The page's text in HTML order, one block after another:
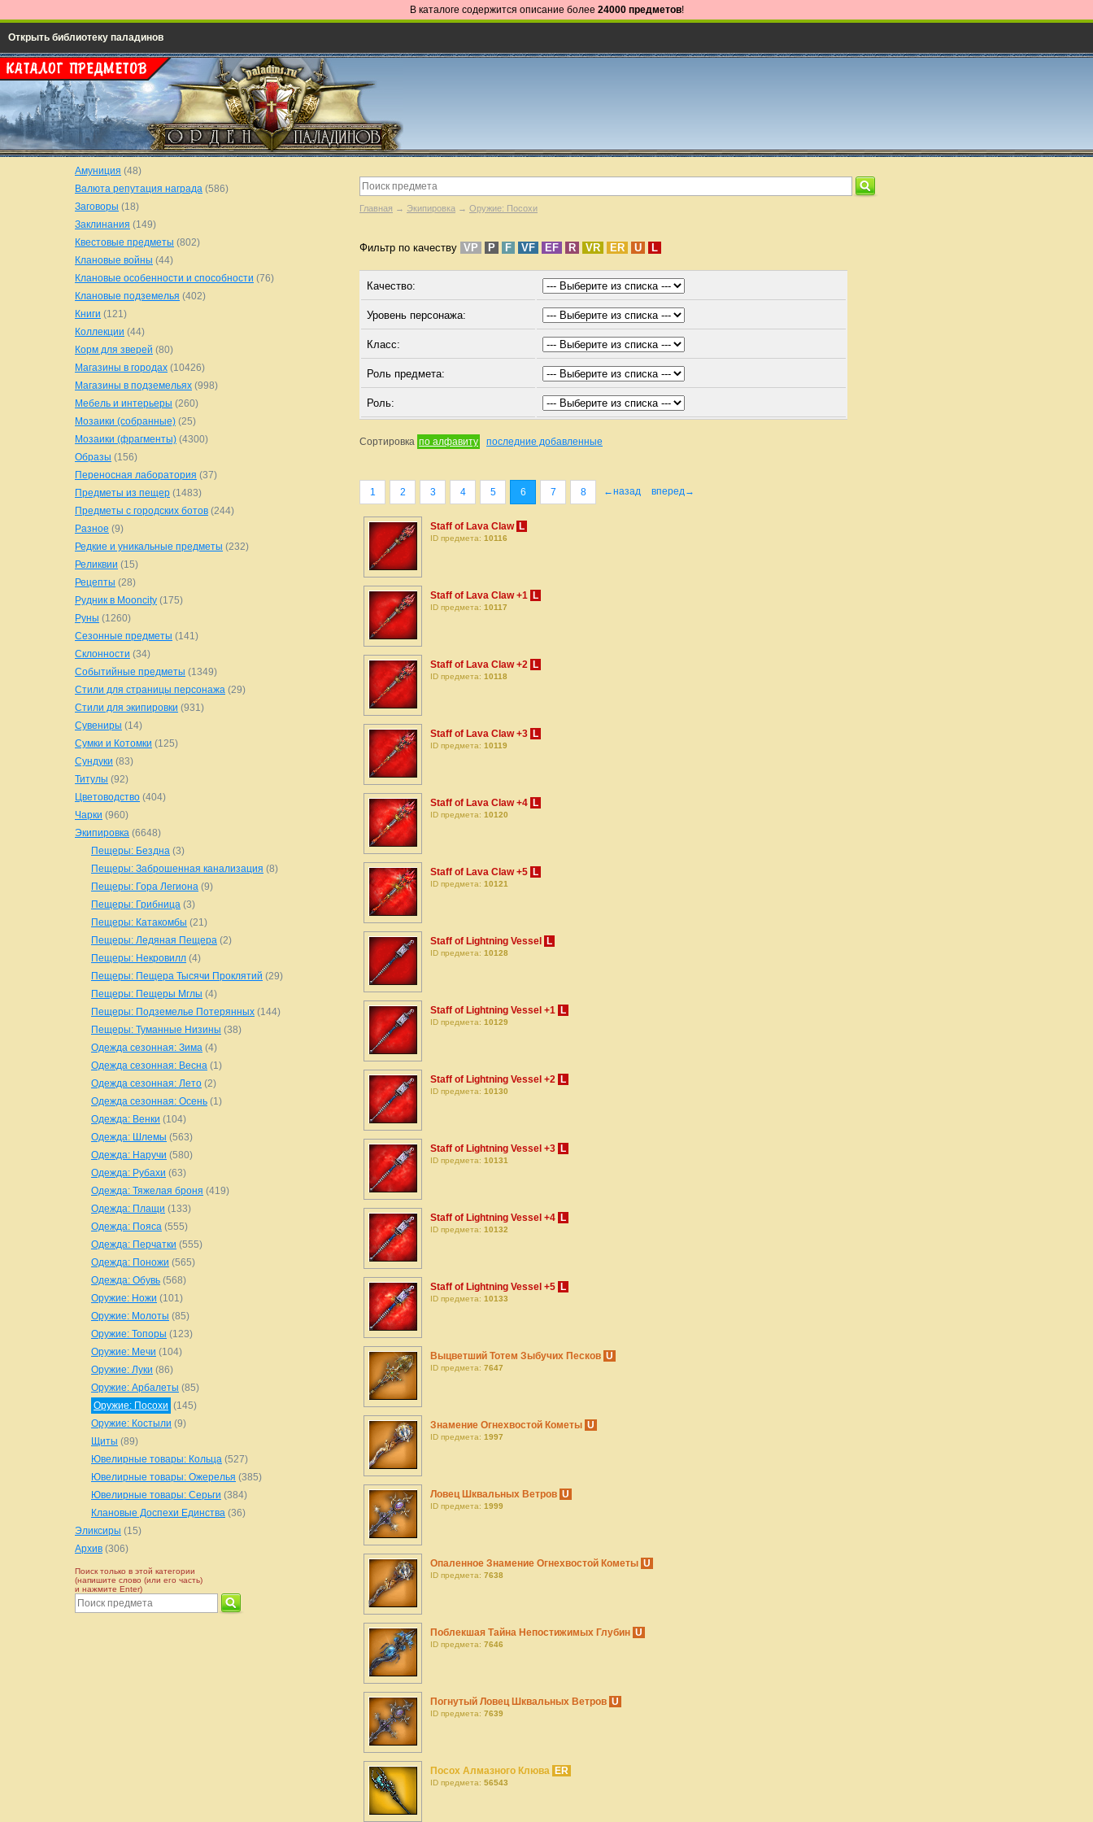
В каталоге содержится описание более 24000 предметов!
Открыть библиотеку паладинов
Главная → Экипировка → Оружие: Посохи
Фильтр по качеству VP P F VF EF R VR ER U L
Качество:
Уровень персонажа:
Класс:
Роль предмета:
Роль:
Сортировка по алфавиту последние добавленные
1 2 3 4 5 6 7 8 ←назад вперед→
Staff of Lava Claw L
ID предмета: 10116
Staff of Lava Claw +1 L
ID предмета: 10117
Staff of Lava Claw +2 L
ID предмета: 10118
Staff of Lava Claw +3 L
ID предмета: 10119
Staff of Lava Claw +4 L
ID предмета: 10120
Staff of Lava Claw +5 L
ID предмета: 10121
Staff of Lightning Vessel L
ID предмета: 10128
Staff of Lightning Vessel +1 L
ID предмета: 10129
Staff of Lightning Vessel +2 L
ID предмета: 10130
Staff of Lightning Vessel +3 L
ID предмета: 10131
Staff of Lightning Vessel +4 L
ID предмета: 10132
Staff of Lightning Vessel +5 L
ID предмета: 10133
Выцветший Тотем Зыбучих Песков U
ID предмета: 7647
Знамение Огнехвостой Кометы U
ID предмета: 1997
Ловец Шквальных Ветров U
ID предмета: 1999
Опаленное Знамение Огнехвостой Кометы U
ID предмета: 7638
Поблекшая Тайна Непостижимых Глубин U
ID предмета: 7646
Погнутый Ловец Шквальных Ветров U
ID предмета: 7639
Посох Алмазного Клюва ER
ID предмета: 56543
Амуниция (48)
Валюта репутация награда (586)
Заговоры (18)
Заклинания (149)
Квестовые предметы (802)
Клановые войны (44)
Клановые особенности и способности (76)
Клановые подземелья (402)
Книги (121)
Коллекции (44)
Корм для зверей (80)
Магазины в городах (10426)
Магазины в подземельях (998)
Мебель и интерьеры (260)
Мозаики (собранные) (25)
Мозаики (фрагменты) (4300)
Образы (156)
Переносная лаборатория (37)
Предметы из пещер (1483)
Предметы с городских ботов (244)
Разное (9)
Редкие и уникальные предметы (232)
Реликвии (15)
Рецепты (28)
Рудник в Mooncity (175)
Руны (1260)
Сезонные предметы (141)
Склонности (34)
Событийные предметы (1349)
Стили для страницы персонажа (29)
Стили для экипировки (931)
Сувениры (14)
Сумки и Котомки (125)
Сундуки (83)
Титулы (92)
Цветоводство (404)
Чарки (960)
Экипировка (6648)
Пещеры: Бездна (3)
Пещеры: Заброшенная канализация (8)
Пещеры: Гора Легиона (9)
Пещеры: Грибница (3)
Пещеры: Катакомбы (21)
Пещеры: Ледяная Пещера (2)
Пещеры: Некровилл (4)
Пещеры: Пещера Тысячи Проклятий (29)
Пещеры: Пещеры Мглы (4)
Пещеры: Подземелье Потерянных (144)
Пещеры: Туманные Низины (38)
Одежда сезонная: Зима (4)
Одежда сезонная: Весна (1)
Одежда сезонная: Лето (2)
Одежда сезонная: Осень (1)
Одежда: Венки (104)
Одежда: Шлемы (563)
Одежда: Наручи (580)
Одежда: Рубахи (63)
Одежда: Тяжелая броня (419)
Одежда: Плащи (133)
Одежда: Пояса (555)
Одежда: Перчатки (555)
Одежда: Поножи (565)
Одежда: Обувь (568)
Оружие: Ножи (101)
Оружие: Молоты (85)
Оружие: Топоры (123)
Оружие: Мечи (104)
Оружие: Луки (86)
Оружие: Арбалеты (85)
Оружие: Посохи (145)
Оружие: Костыли (9)
Щиты (89)
Ювелирные товары: Кольца (527)
Ювелирные товары: Ожерелья (385)
Ювелирные товары: Серьги (384)
Клановые Доспехи Единства (36)
Эликсиры (15)
Архив (306)
Поиск только в этой категории
(напишите слово (или его часть)
и нажмите Enter)